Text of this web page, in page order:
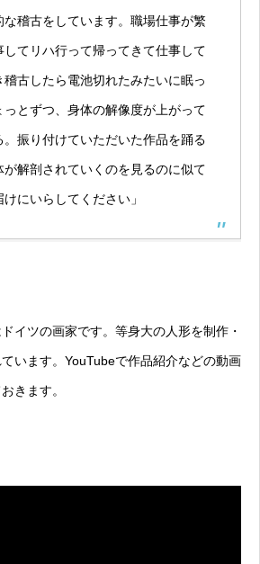
稽古をしています。職場仕事が繁
てリハ行って帰ってきて仕事して
古したら電池切れたみたいに眠っ
とずつ、身体の解像度が上がって
振り付けていただいた作品を踊る
解剖されていくのを見るのに似て
にいらしてください」
イツの画家です。等身大の人形を制作・
います。YouTubeで作品紹介などの動画
きます。